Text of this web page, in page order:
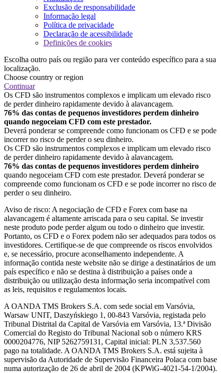
Exclusão de responsabilidade
Informação legal
Política de privacidade
Declaração de acessibilidade
Definições de cookies
Escolha outro país ou região para ver conteúdo específico para a sua
localização.
Choose country or region
Continuar
Os CFD são instrumentos complexos e implicam um elevado risco
de perder dinheiro rapidamente devido à alavancagem.
76% das contas de pequenos investidores perdem dinheiro
quando negoceiam CFD com este prestador.
Deverá ponderar se compreende como funcionam os CFD e se pode
incorrer no risco de perder o seu dinheiro.
Os CFD são instrumentos complexos e implicam um elevado risco
de perder dinheiro rapidamente devido à alavancagem.
76% das contas de pequenos investidores perdem dinheiro
quando negoceiam CFD com este prestador. Deverá ponderar se
compreende como funcionam os CFD e se pode incorrer no risco de
perder o seu dinheiro.
Aviso de risco: A negociação de CFD e Forex com base na
alavancagem é altamente arriscada para o seu capital. Se investir
neste produto pode perder algum ou todo o dinheiro que investir.
Portanto, os CFD e o Forex podem não ser adequados para todos os
investidores. Certifique-se de que compreende os riscos envolvidos
e, se necessário, procure aconselhamento independente. A
informação contida neste website não se dirige a destinatários de um
país específico e não se destina à distribuição a países onde a
distribuição ou utilização desta informação seria incompatível com
as leis, requisitos e regulamentos locais.
A OANDA TMS Brokers S.A. com sede social em Varsóvia,
Warsaw UNIT, Daszyńskiego 1, 00-843 Varsóvia, registada pelo
Tribunal Distrital da Capital de Varsóvia em Varsóvia, 13.ª Divisão
Comercial do Registo do Tribunal Nacional sob o número KRS
0000204776, NIP 5262759131, Capital inicial: PLN 3,537.560
pago na totalidade. A OANDA TMS Brokers S.A. está sujeita à
supervisão da Autoridade de Supervisão Financeira Polaca com base
numa autorização de 26 de abril de 2004 (KPWiG-4021-54-1/2004).